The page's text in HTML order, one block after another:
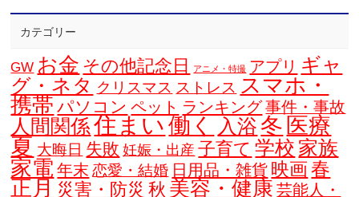
カテゴリー
GW お金 その他記念日 アニメ・特撮 アプリ ギャ
グ・ネタ クリスマス ストレス スマホ・
携帯 パソコン ペット ランキング事件・事故
人間関係住まい 働く 入浴 冬 医療
夏 大晦日 失敗 妊娠・出産 子育て 学校 家族
家電 年末 恋愛・結婚 日用品・雑貨 映画 春
正月 災害・防災 秋 美容・健康 芸能人・